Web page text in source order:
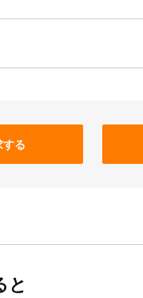
る
と